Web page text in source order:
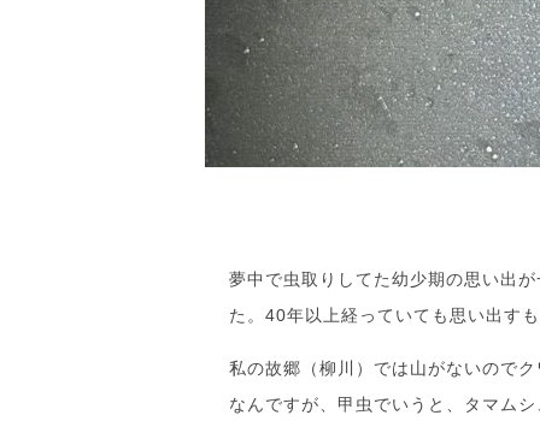
夢中で虫取りしてた幼少期の思い出
た。40年以上経っていても思い出す
私の故郷（柳川）では山がないので
なんですが、甲虫でいうと、タマム